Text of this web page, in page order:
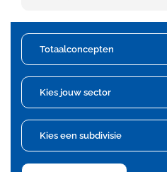
Totaalconcepten
Kies jouw sector
Kies een subdivisie